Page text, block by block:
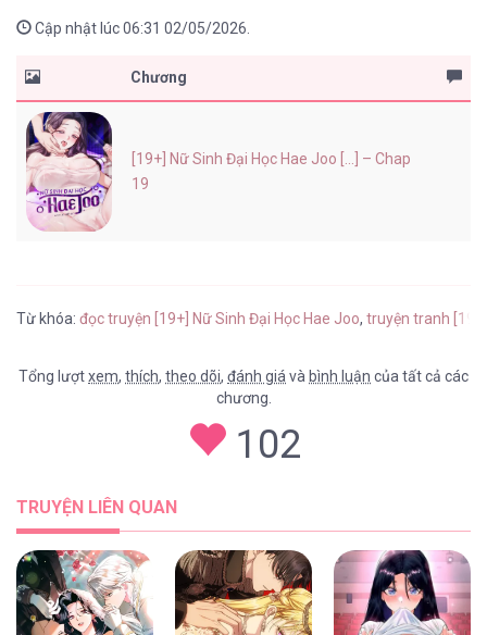
Cập nhật lúc 06:31 02/05/2026.
Chương
[19+] Nữ Sinh Đại Học Hae Joo [...] – Chap
19
Từ khóa: đọc truyện [19+] Nữ Sinh Đại Học Hae Joo, truyện tranh
Tổng lượtxem, thích, theo dõi, đánh giávà bình luận của tất cả các
chương.
102
TRUYỆN LIÊN QUAN